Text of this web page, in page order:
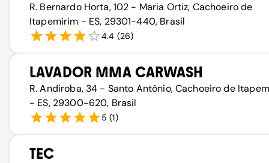
R. Bernardo Horta, 102 - Maria Ortiz, Cachoeiro de
Itapemirim - ES, 29301-440, Brasil
4.4 (26)
LAVADOR MMA CARWASH
R. Andiroba, 34 - Santo Antônio, Cachoeiro de
- ES, 29300-620, Brasil
5 (1)
TEC